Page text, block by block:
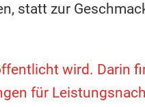
statt zur
wird. Darin
für